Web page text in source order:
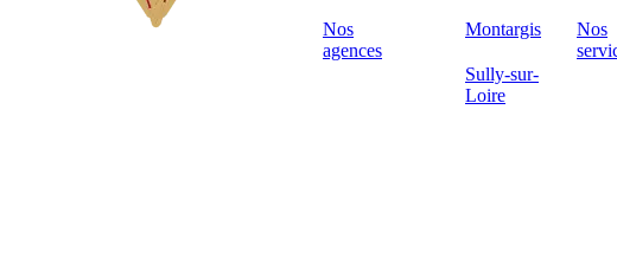
Nos
agences
Montargis
Sully-sur-
Loire
Nos